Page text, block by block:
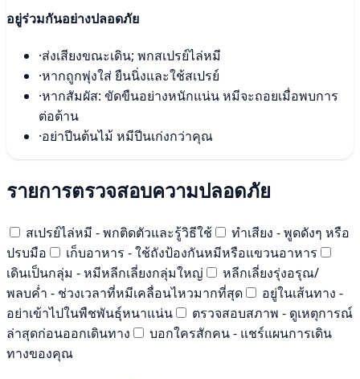
อยู่ร่วมกันอย่างปลอดภัย
·ส่งเสียงขณะเดิน; พกสเปรย์ไล่หมี
·หากถูกพุ่งใส่ ยืนนิ่งและใช้สเปรย์
·หากสัมผัส: ขัดขืนอย่างหนักแน่น หมีจะถอยเมื่อพบการ
ต่อต้าน
·อย่าปีนต้นไม้ หมีปีนเก่งกว่าคุณ
รายการตรวจสอบความปลอดภัย
สเปรย์ไล่หมี - พกติดตัวและรู้วิธีใช้
ทำเสียง - พูดดังๆ หรือ
ปรบมือ
เก็บอาหาร - ใช้ถังป้องกันหมีหรือแขวนอาหาร
เดินเป็นกลุ่ม - หมีหลีกเลี่ยงกลุ่มใหญ่
หลีกเลี่ยงรุ่งอรุณ/
พลบค่ำ - ช่วงเวลาที่หมีเคลื่อนไหวมากที่สุด
อยู่ในเส้นทาง -
อย่าเข้าไปในพืชพันธุ์หนาแน่น
ตรวจสอบสภาพ - ดูเหตุการณ์
ล่าสุดก่อนออกเดินทาง
บอกใครสักคน - แชร์แผนการเดิน
ทางของคุณ